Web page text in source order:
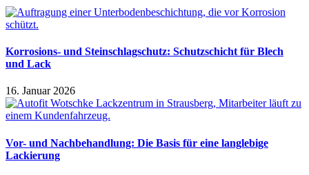
Korrosions- und Steinschlagschutz: Schutzschicht für Blech
und Lack
16. Januar 2026
Vor- und Nachbehandlung: Die Basis für eine langlebige
Lackierung